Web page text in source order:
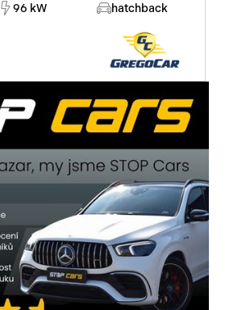
96 kW hatchback